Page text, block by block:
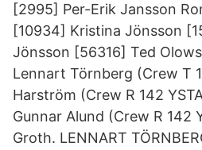
[2995] Per-Erik Jansson
[10934] Kristina Jönsson
Jönsson [56316] Ted
Lennart Törnberg (Crew T
Harström (Crew R 142
Gunnar Alund (Crew R 142
Groth. LENNART